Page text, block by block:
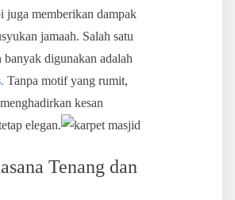
juga memberikan dampak
jamaah. Salah satu
digunakan adalah
. Tanpa motif yang rumit,
kesan
elegan.
Tenang dan